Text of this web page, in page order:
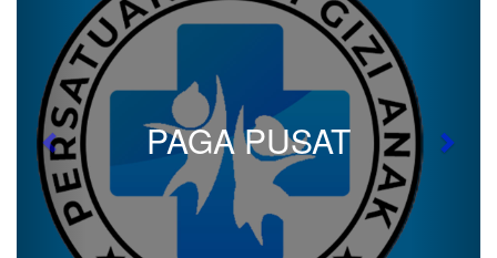
PAGA PUSAT
Previous Next